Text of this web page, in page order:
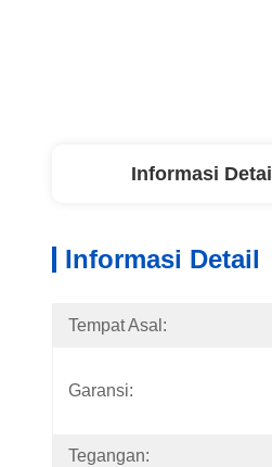
Informasi Detail
Informasi Detail
Tempat Asal:
Garansi:
Tegangan: